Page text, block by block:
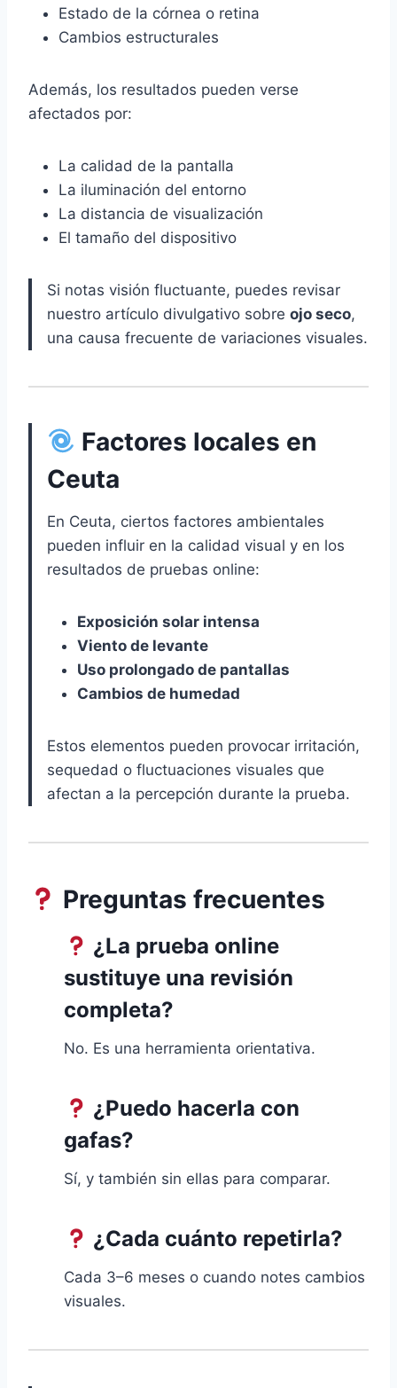
Estado de la córnea o retina
Cambios estructurales
Además, los resultados pueden verse
afectados por:
La calidad de la pantalla
La iluminación del entorno
La distancia de visualización
El tamaño del dispositivo
Si notas visión fluctuante, puedes revisar
nuestro artículo divulgativo sobre ojo seco,
una causa frecuente de variaciones visuales.
Factores locales en
Ceuta
En Ceuta, ciertos factores ambientales
pueden influir en la calidad visual y en los
resultados de pruebas online:
Exposición solar intensa
Viento de levante
Uso prolongado de pantallas
Cambios de humedad
Estos elementos pueden provocar irritación,
sequedad o fluctuaciones visuales que
afectan a la percepción durante la prueba.
Preguntas frecuentes
¿La prueba online
sustituye una revisión
completa?
No. Es una herramienta orientativa.
¿Puedo hacerla con
gafas?
Sí, y también sin ellas para comparar.
¿Cada cuánto repetirla?
Cada 3–6 meses o cuando notes cambios
visuales.